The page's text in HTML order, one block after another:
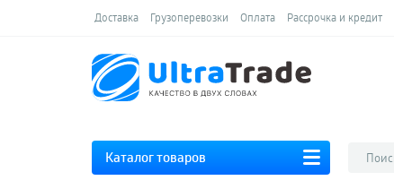
Доставка Грузоперевозки Оплата Рассрочка и кредит
Каталог товаров